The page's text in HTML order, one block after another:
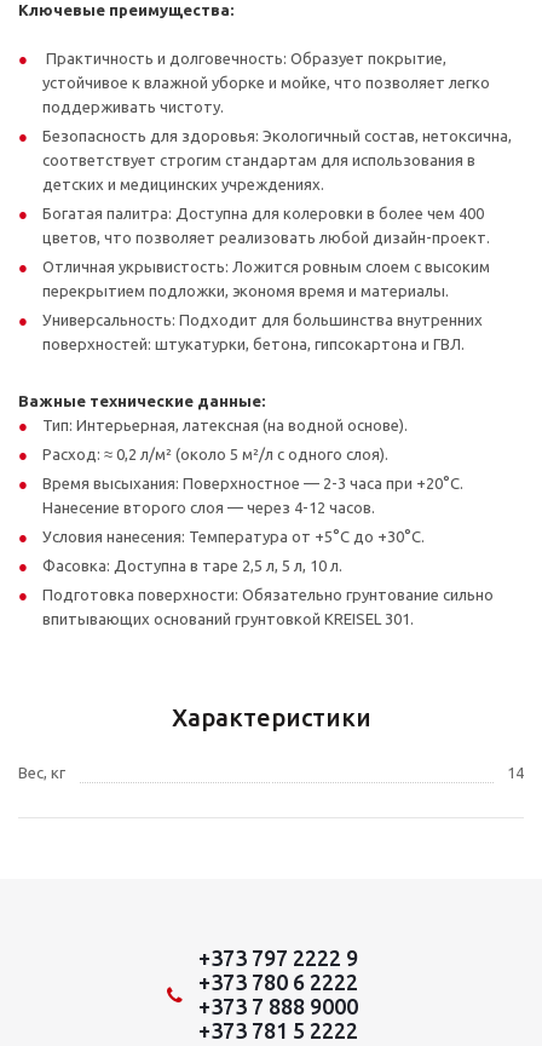
Ключевые преимущества:
Практичность и долговечность: Образует покрытие,
устойчивое к влажной уборке и мойке, что позволяет легко
поддерживать чистоту.
Безопасность для здоровья: Экологичный состав, нетоксична,
соответствует строгим стандартам для использования в
детских и медицинских учреждениях.
Богатая палитра: Доступна для колеровки в более чем 400
цветов, что позволяет реализовать любой дизайн-проект.
Отличная укрывистость: Ложится ровным слоем с высоким
перекрытием подложки, экономя время и материалы.
Универсальность: Подходит для большинства внутренних
поверхностей: штукатурки, бетона, гипсокартона и ГВЛ.
Важные технические данные:
Тип: Интерьерная, латексная (на водной основе).
Расход: ≈ 0,2 л/м² (около 5 м²/л с одного слоя).
Время высыхания: Поверхностное — 2-3 часа при +20°C.
Нанесение второго слоя — через 4-12 часов.
Условия нанесения: Температура от +5°C до +30°C.
Фасовка: Доступна в таре 2,5 л, 5 л, 10 л.
Подготовка поверхности: Обязательно грунтование сильно
впитывающих оснований грунтовкой KREISEL 301.
Характеристики
Вес, кг 14
+373 797 2222 9
+373 780 6 2222
+373 7 888 9000
+373 781 5 2222